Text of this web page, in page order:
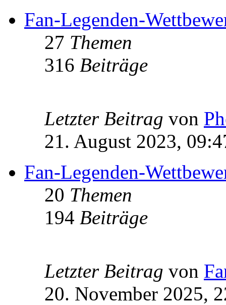
Fan-Legenden-
27 Themen
316 Beiträge
Letzter Beitrag von
21. August 2023,
Fan-Legenden-
20 Themen
194 Beiträge
Letzter Beitrag von
20. November 2025,